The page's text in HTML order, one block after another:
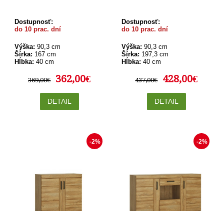
Dostupnosť:
do 10 prac. dní
Výška: 90,3 cm
Šírka: 167 cm
Hĺbka: 40 cm
369,00€ 362,00€
DETAIL
Dostupnosť:
do 10 prac. dní
Výška: 90,3 cm
Šírka: 197,3 cm
Hĺbka: 40 cm
437,00€ 428,00€
DETAIL
-2% -2%